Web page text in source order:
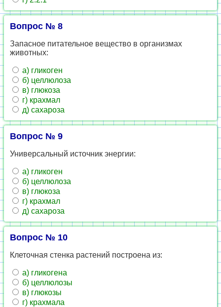
Вопрос № 8
Запасное питательное вещество в организмах
животных:
а) гликоген
б) целлюлоза
в) глюкоза
г) крахмал
д) сахароза
Вопрос № 9
Универсальный источник энергии:
а) гликоген
б) целлюлоза
в) глюкоза
г) крахмал
д) сахароза
Вопрос № 10
Клеточная стенка растений построена из:
а) гликогена
б) целлюлозы
в) глюкозы
г) крахмала